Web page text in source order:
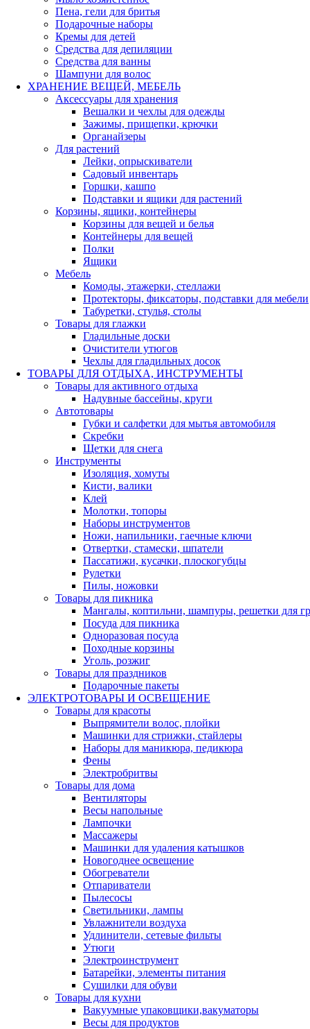
Пена, гели для бритья
Подарочные наборы
Кремы для детей
Средства для депиляции
Средства для ванны
Шампуни для волос
ХРАНЕНИЕ ВЕЩЕЙ, МЕБЕЛЬ
Аксессуары для хранения
Вешалки и чехлы для одежды
Зажимы, прищепки, крючки
Органайзеры
Для растений
Лейки, опрыскиватели
Садовый инвентарь
Горшки, кашпо
Подставки и ящики для растений
Корзины, ящики, контейнеры
Корзины для вещей и белья
Контейнеры для вещей
Полки
Ящики
Мебель
Комоды, этажерки, стеллажи
Протекторы, фиксаторы, подставки для мебели
Табуретки, стулья, столы
Товары для глажки
Гладильные доски
Очистители утюгов
Чехлы для гладильных досок
ТОВАРЫ ДЛЯ ОТДЫХА, ИНСТРУМЕНТЫ
Товары для активного отдыха
Надувные бассейны, круги
Автотовары
Губки и салфетки для мытья автомобиля
Скребки
Щетки для снега
Инструменты
Изоляция, хомуты
Кисти, валики
Клей
Молотки, топоры
Наборы инструментов
Ножи, напильники, гаечные ключи
Отвертки, стамески, шпатели
Пассатижи, кусачки, плоскогубцы
Рулетки
Пилы, ножовки
Товары для пикника
Мангалы, коптильни, шампуры, решетки для
Посуда для пикника
Одноразовая посуда
Походные корзины
Уголь, розжиг
Товары для праздников
Подарочные пакеты
ЭЛЕКТРОТОВАРЫ И ОСВЕЩЕНИЕ
Товары для красоты
Выпрямители волос, плойки
Машинки для стрижки, стайлеры
Наборы для маникюра, педикюра
Фены
Электробритвы
Товары для дома
Вентиляторы
Весы напольные
Лампочки
Массажеры
Машинки для удаления катышков
Новогоднее освещение
Обогреватели
Отпариватели
Пылесосы
Светильники, лампы
Увлажнители воздуха
Удлинители, сетевые фильты
Утюги
Электроинструмент
Батарейки, элементы питания
Сушилки для обуви
Товары для кухни
Вакуумные упаковщики,вакуматоры
Весы для продуктов